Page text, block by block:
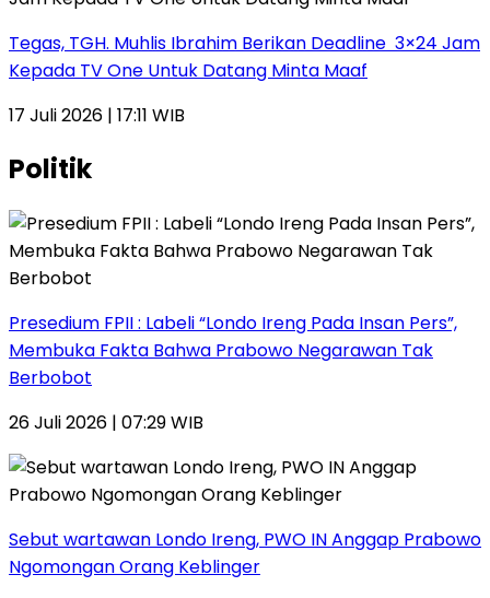
Tegas, TGH. Muhlis Ibrahim Berikan Deadline 3×24 Jam
Kepada TV One Untuk Datang Minta Maaf
17 Juli 2026 | 17:11 WIB
Politik
Presedium FPII : Labeli “Londo Ireng Pada Insan Pers”,
Membuka Fakta Bahwa Prabowo Negarawan Tak
Berbobot
26 Juli 2026 | 07:29 WIB
Sebut wartawan Londo Ireng, PWO IN Anggap Prabowo
Ngomongan Orang Keblinger